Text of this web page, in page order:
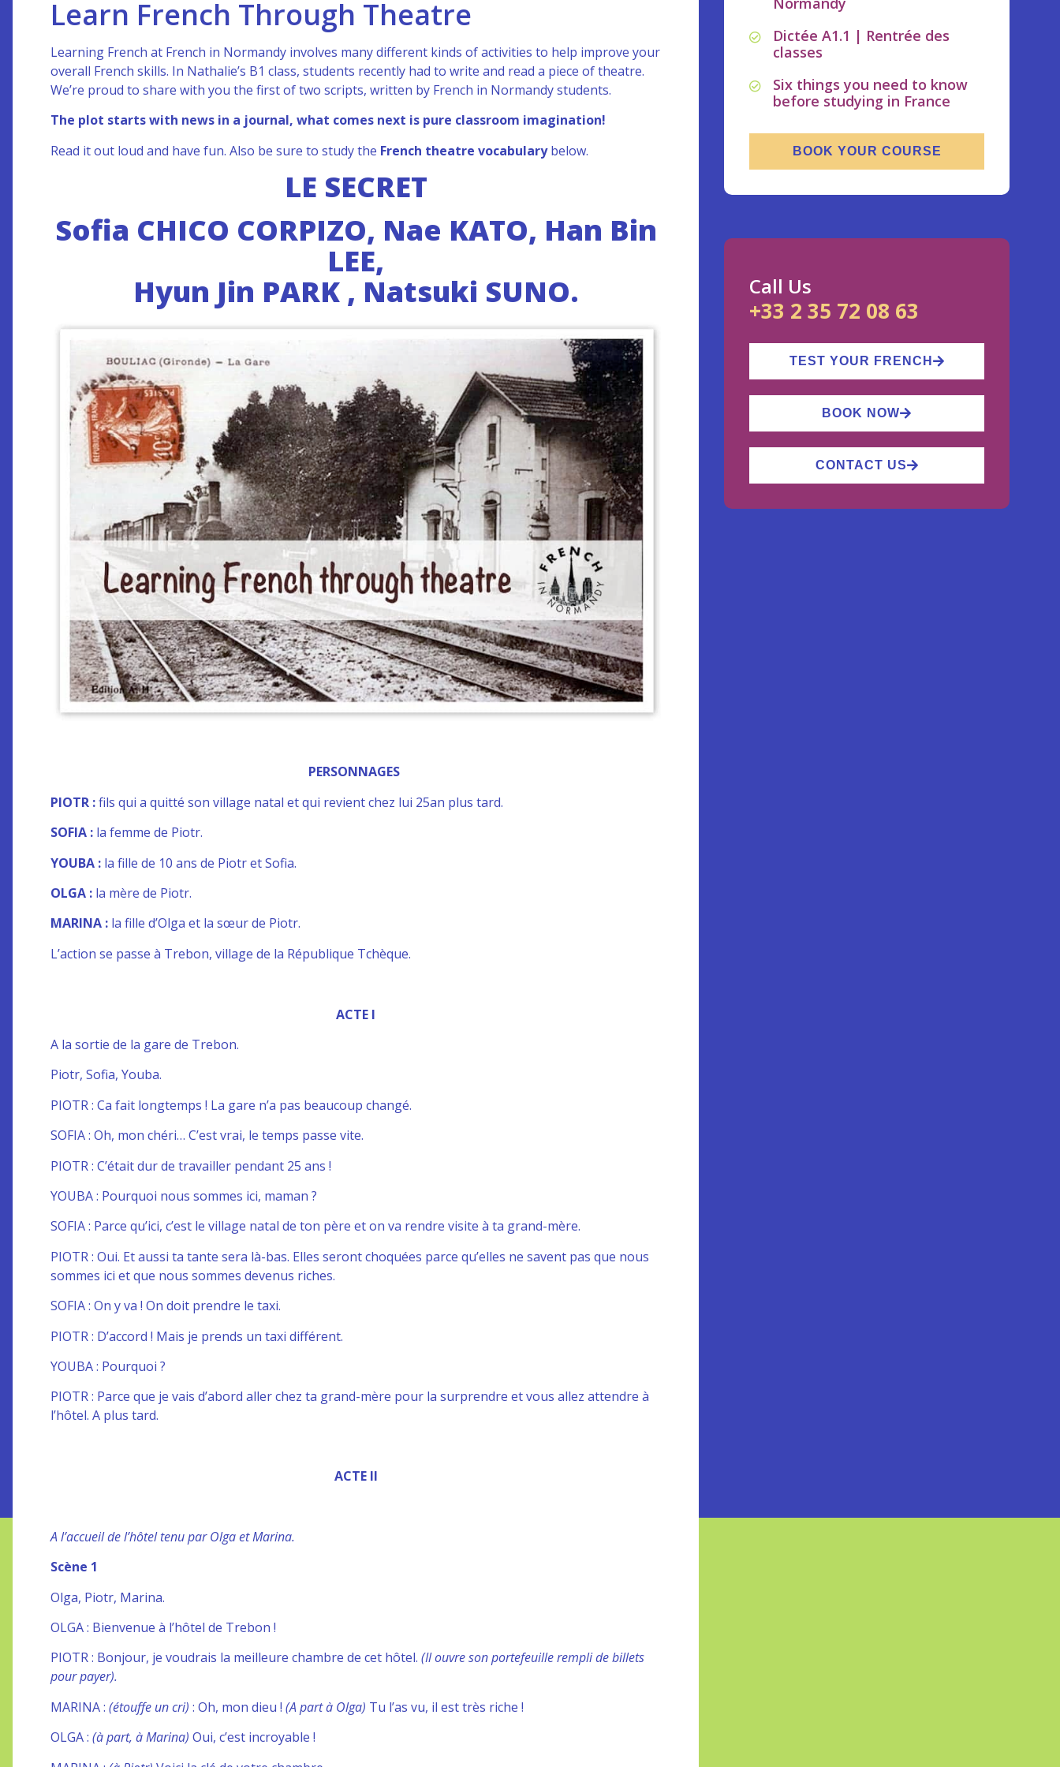
Learn French Through Theatre
Learning French at French in Normandy involves many different kinds of activities to help improve your
overall French skills. In Nathalie’s B1 class, students recently had to write and read a piece of theatre.
We’re proud to share with you the first of two scripts, written by French in Normandy students.
The plot starts with news in a journal, what comes next is pure classroom imagination!
Read it out loud and have fun. Also be sure to study the French theatre vocabularybelow.
LE SECRET
Sofia CHICO CORPIZO, Nae KATO, Han Bin
LEE,
Hyun Jin PARK , Natsuki SUNO.
PERSONNAGES
PIOTR :fils qui a quitté son village natal et qui revient chez lui 25an plus tard.
SOFIA : la femme de Piotr.
YOUBA : la fille de 10 ans de Piotr et Sofia.
OLGA : la mère de Piotr.
MARINA : la fille d’Olga et la sœur de Piotr.
L’action se passe à Trebon, village de la République Tchèque.
ACTE I
A la sortie de la gare de Trebon.
Piotr, Sofia, Youba.
PIOTR : Ca fait longtemps ! La gare n’a pas beaucoup changé.
SOFIA : Oh, mon chéri… C’est vrai, le temps passe vite.
PIOTR : C’était dur de travailler pendant 25 ans !
YOUBA : Pourquoi nous sommes ici, maman ?
SOFIA : Parce qu’ici, c’est le village natal de ton père et on va rendre visite à ta grand-mère.
PIOTR : Oui. Et aussi ta tante sera là-bas. Elles seront choquées parce qu’elles ne savent pas que nous
sommes ici et que nous sommes devenus riches.
SOFIA : On y va ! On doit prendre le taxi.
PIOTR : D’accord ! Mais je prends un taxi différent.
YOUBA : Pourquoi ?
PIOTR : Parce que je vais d’abord aller chez ta grand-mère pour la surprendre et vous allez attendre à
l’hôtel. A plus tard.
ACTE II
A l’accueil de l’hôtel tenu par Olga et Marina.
Scène 1
Olga, Piotr, Marina.
OLGA : Bienvenue à l’hôtel de Trebon !
PIOTR : Bonjour, je voudrais la meilleure chambre de cet hôtel. (Il ouvre son portefeuille rempli de billets
pour payer).
MARINA : (étouffe un cri) : Oh, mon dieu ! (A part à Olga) Tu l’as vu, il est très riche !
OLGA : (à part, à Marina) Oui, c’est incroyable !
Dictée A1.1 | Rentrée des
classes
Six things you need to know
before studying in France
BOOK YOUR COURSE
Call Us
+33 2 35 72 08 63
TEST YOUR FRENCH
BOOK NOW
CONTACT US